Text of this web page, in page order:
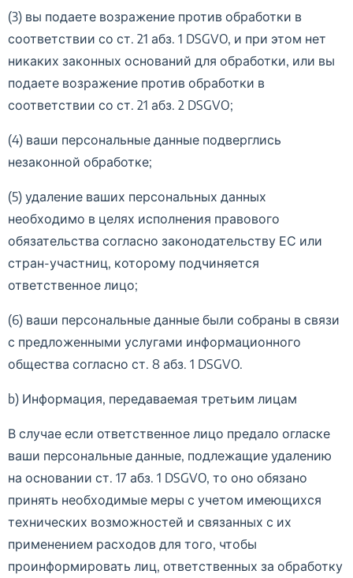
(3) вы подаете возражение против обработки в
соответствии со ст. 21 абз. 1 DSGVO, и при этом нет
никаких законных оснований для обработки, или вы
подаете возражение против обработки в
соответствии со ст. 21 абз. 2 DSGVO;
(4) ваши персональные данные подверглись
незаконной обработке;
(5) удаление ваших персональных данных
необходимо в целях исполнения правового
обязательства согласно законодательству ЕС или
стран-участниц, которому подчиняется
ответственное лицо;
(6) ваши персональные данные были собраны в связи
с предложенными услугами информационного
общества согласно ст. 8 абз. 1 DSGVO.
b) Информация, передаваемая третьим лицам
В случае если ответственное лицо предало огласке
ваши персональные данные, подлежащие удалению
на основании ст. 17 абз. 1 DSGVO, то оно обязано
принять необходимые меры с учетом имеющихся
технических возможностей и связанных с их
применением расходов для того, чтобы
проинформировать лиц, ответственных за обработку